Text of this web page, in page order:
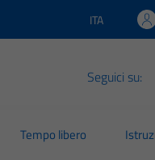
Lingua attiva:
ITA
Seguici su:
Tempo libero